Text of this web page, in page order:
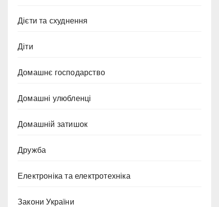
Дієти та схуднення
Діти
Домашнє господарство
Домашні улюбленці
Домашній затишок
Дружба
Електроніка та електротехніка
Закони України